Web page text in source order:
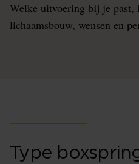
Welke uitvoering bij je past,
lichaamsbouw, wensen en
Type